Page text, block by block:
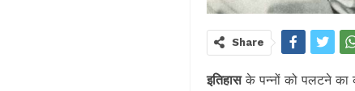
Share
इतिहासके पन्नों को पलटने का